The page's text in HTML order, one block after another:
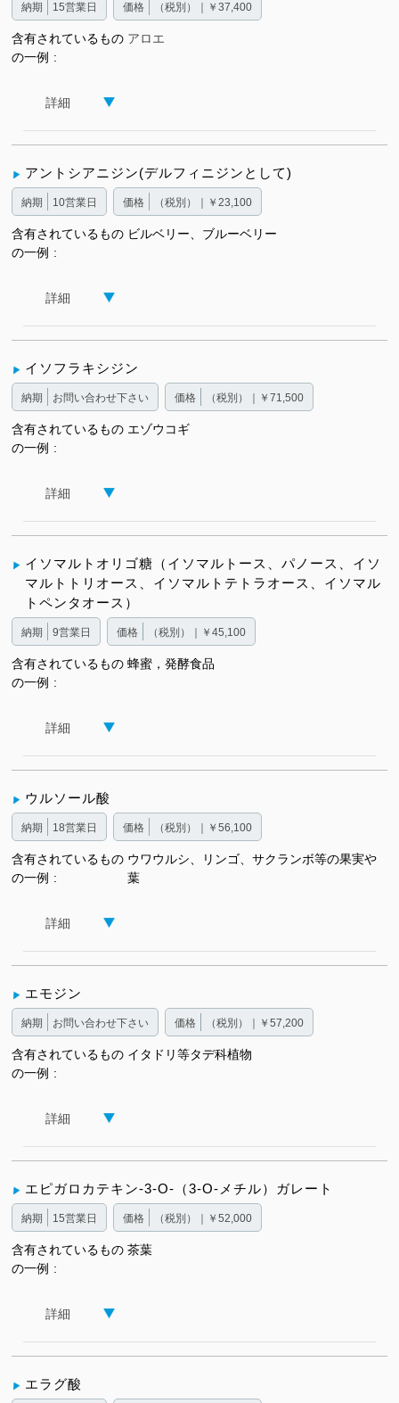
納期 15営業日 価格 （税別）｜￥37,400
含有されているもの
の一例
アロエ
詳細
アントシアニジン(デルフィニジンとして)
納期 10営業日 価格 （税別）｜￥23,100
含有されているもの
の一例
ビルベリー、ブルーベリー
詳細
イソフラキシジン
納期 お問い合わせ下さい 価格 （税別）｜￥71,500
含有されているもの
の一例
エゾウコギ
詳細
イソマルトオリゴ糖（イソマルトース、パノース、イソ
マルトトリオース、イソマルトテトラオース、イソマル
トペンタオース）
納期 9営業日 価格 （税別）｜￥45,100
含有されているもの
の一例
蜂蜜，発酵食品
詳細
ウルソール酸
納期 18営業日 価格 （税別）｜￥56,100
含有されているもの
の一例
ウワウルシ、リンゴ、サクランボ等の果実や
葉
詳細
エモジン
納期 お問い合わせ下さい 価格 （税別）｜￥57,200
含有されているもの
の一例
イタドリ等タデ科植物
詳細
エピガロカテキン-3-O-（3-O-メチル）ガレート
納期 15営業日 価格 （税別）｜￥52,000
含有されているもの
の一例
茶葉
詳細
エラグ酸